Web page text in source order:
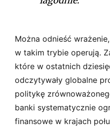
Można odnieść
w takim trybie operują.
które w ostatnich
odczytywały globalne
politykę
banki systematycznie
finansowe w krajach